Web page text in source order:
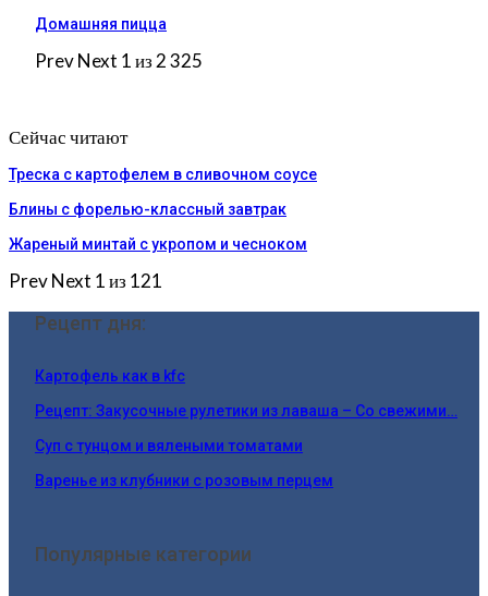
Домашняя пицца
PrevNext 1 из 2 325
Сейчас читают
Треска с картофелем в сливочном соусе
Блины с форелью-классный завтрак
Жареный минтай с укропом и чесноком
PrevNext 1 из 121
Рецепт дня:
Картофель как в kfc
Рецепт: Закусочные рулетики из лаваша – Со свежими…
Суп с тунцом и вялеными томатами
Варенье из клубники с розовым перцем
Популярные категории